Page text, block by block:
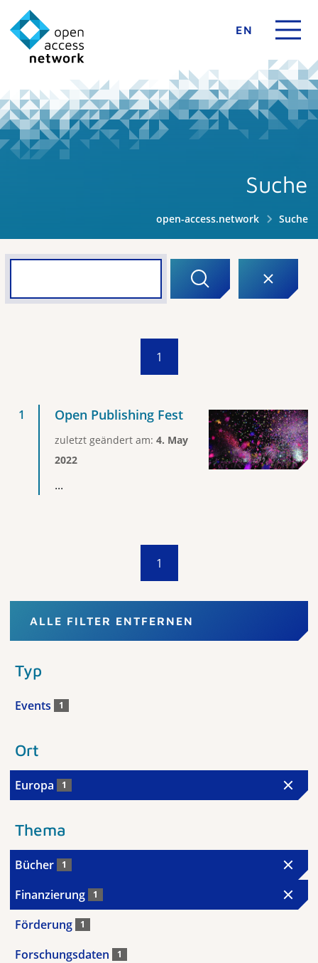
EN
Suche
open-access.network Suche
1
Open Publishing Fest
zuletzt geändert am: 4. May
2022
...
1
ALLE FILTER ENTFERNEN
Typ
Events 1
Ort
Europa 1
Thema
Bücher 1
Finanzierung 1
Förderung 1
Forschungsdaten 1